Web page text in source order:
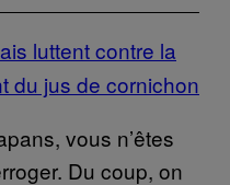
luttent contre la
du jus de cornichon
vous n’êtes
Du coup, on